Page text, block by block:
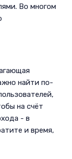
Во многом
найти по-
на счёт
- в
и время,